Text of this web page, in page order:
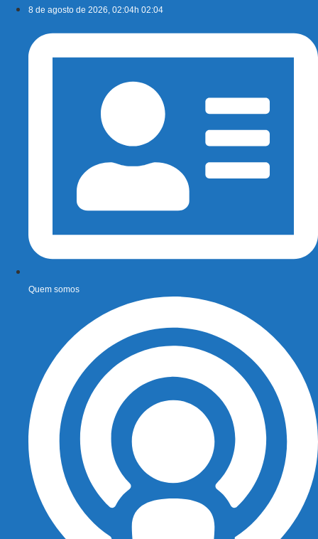
conteúdo
8 de agosto de 2026, 02:04h 02:04
Quem somos